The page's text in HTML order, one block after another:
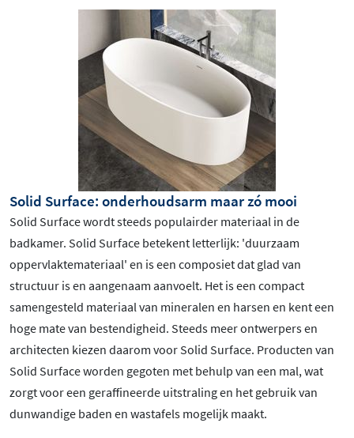
Solid Surface: onderhoudsarm maar zó mooi
Solid Surface wordt steeds populairder materiaal in de
badkamer. Solid Surface betekent letterlijk: 'duurzaam
oppervlaktemateriaal' en is een composiet dat glad van
structuur is en aangenaam aanvoelt. Het is een compact
samengesteld materiaal van mineralen en harsen en kent een
hoge mate van bestendigheid. Steeds meer ontwerpers en
architecten kiezen daarom voor Solid Surface. Producten van
Solid Surface worden gegoten met behulp van een mal, wat
zorgt voor een geraffineerde uitstraling en het gebruik van
dunwandige baden en wastafels mogelijk maakt.